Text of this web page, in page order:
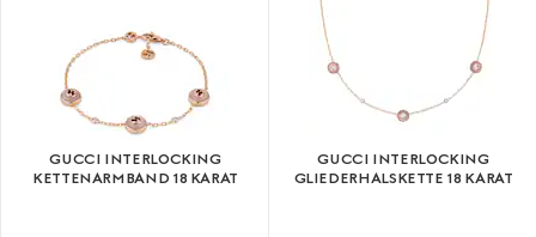
GUCCI INTERLOCKING
KETTENARMBAND 18 KARAT
GUCCI INTERLOCKING
GLIEDERHALSKETTE 18 KARAT